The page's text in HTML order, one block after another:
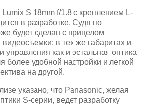
Lumix S 18mm f/1.8 с креплением L-
в разработке. Судя по
будет сделан с прицелом
в тех же габаритах и
управления как и остальная оптика
более удобной настройки и легкой
на другой.
указано, что Panasonic, желая
S-серии, ведет разработку